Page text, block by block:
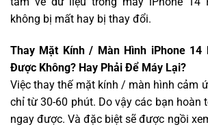
không bị mất hay bị thay đổi.
Thay Mặt Kính / Màn Hình iPhone 14
Được Không? Hay Phải Để Máy Lại?
Việc thay thế mặt kính / màn hình cảm
chỉ từ 30-60 phút. Do vậy các bạn hoàn
ngay được. Và đặc biệt sẽ được ngồi